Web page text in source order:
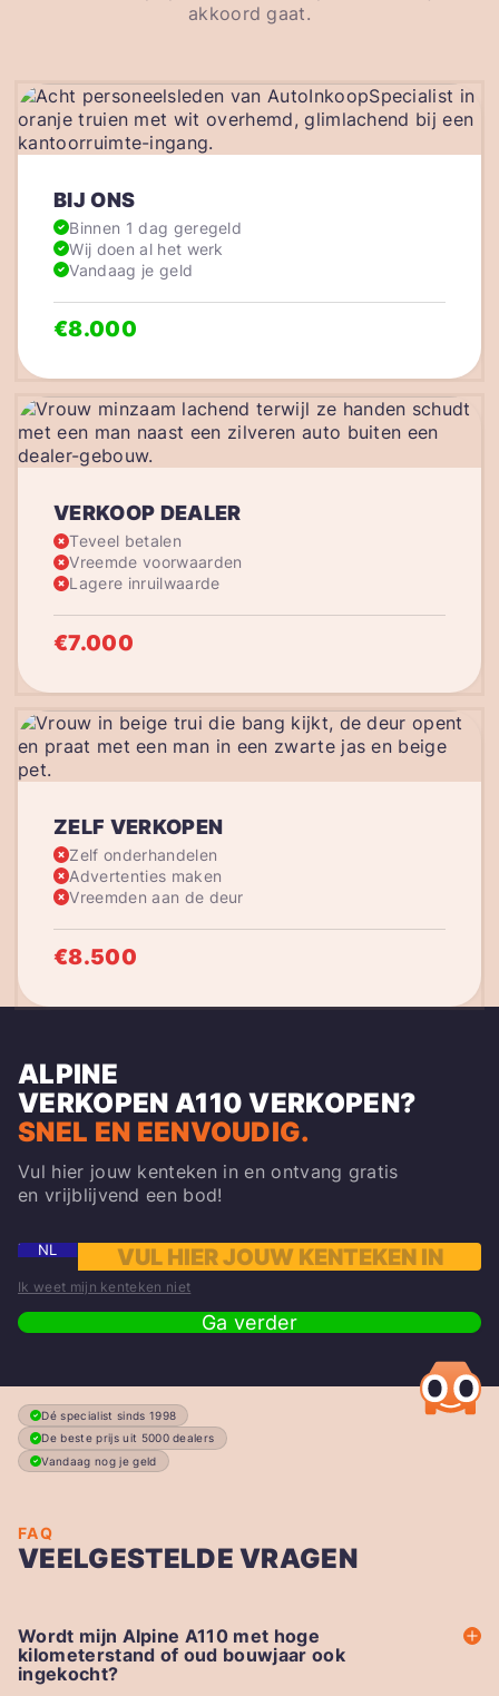
akkoord gaat.
VERKOOP DEALER
Teveel betalen
Vreemde voorwaarden
Lagere inruilwaarde
€7.000
BIJ ONS
Binnen 1 dag geregeld
Wij doen al het werk
Vandaag je geld
€8.000
ZELF VERKOPEN
Zelf onderhandelen
Advertenties maken
Vreemden aan de deur
€8.500
ALPINE
VERKOPEN A110 VERKOPEN?
SNEL EN EENVOUDIG.
Vul hier jouw kenteken in en ontvang gratis
en vrijblijvend een bod!
NL
Ik weet mijn kenteken niet
Ga verder
Dé specialist sinds 1998
De beste prijs uit 5000 dealers
Vandaag nog je geld
FAQ
VEELGESTELDE VRAGEN
Wordt mijn Alpine A110 met hoge
kilometerstand of oud bouwjaar ook
ingekocht?